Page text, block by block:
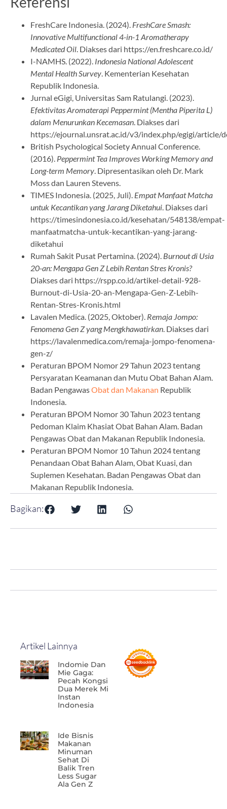
FreshCare Indonesia. (2024). FreshCare Smash:
Innovative Multifunctional 4-in-1 Aromatherapy
Medicated Oil . Diakses dari https://en.freshcare.co.id/
I-NAMHS. (2022). Indonesia National Adolescent
Mental Health Survey . Kementerian Kesehatan
Republik Indonesia.
Jurnal eGigi, Universitas Sam Ratulangi. (2023).
Efektivitas Aromaterapi Peppermint (Mentha Piperita L)
dalam Menurunkan Kecemasan . Diakses dari
https://ejournal.unsrat.ac.id/v3/index.php/egigi/
British Psychological Society Annual Conference.
(2016). Peppermint Tea Improves Working Memory and
Long-term Memory . Dipresentasikan oleh Dr. Mark
Moss dan Lauren Stevens.
TIMES Indonesia. (2025, Juli). Empat Manfaat Matcha
untuk Kecantikan yang Jarang Diketahui . Diakses dari
https://timesindonesia.co.id/kesehatan/548138/empat-
manfaatmatcha-untuk-kecantikan-yang-jarang-
diketahui
Rumah Sakit Pusat Pertamina. (2024). Burnout di Usia
20-an: Mengapa Gen Z Lebih Rentan Stres Kronis?
Diakses dari https://rspp.co.id/artikel-detail-928-
Burnout-di-Usia-20-an-Mengapa-Gen-Z-Lebih-
Rentan-Stres-Kronis.html
Lavalen Medica. (2025, Oktober). Remaja Jompo:
Fenomena Gen Z yang Mengkhawatirkan . Diakses dari
https://lavalenmedica.com/remaja-jompo-fenomena-
gen-z/
Peraturan BPOM Nomor 29 Tahun 2023 tentang
Persyaratan Keamanan dan Mutu Obat Bahan Alam.
Badan PengawasObat dan Makanan Republik
Indonesia.
Peraturan BPOM Nomor 30 Tahun 2023 tentang
Pedoman Klaim Khasiat Obat Bahan Alam. Badan
Pengawas Obat dan Makanan Republik Indonesia.
Peraturan BPOM Nomor 10 Tahun 2024 tentang
Penandaan Obat Bahan Alam, Obat Kuasi, dan
Suplemen Kesehatan. Badan Pengawas Obat dan
Makanan Republik Indonesia.
Bagikan:
Artikel Lainnya
Indomie Dan
Mie Gaga:
Pecah Kongsi
Dua Merek Mi
Instan
Indonesia
Ide Bisnis
Makanan
Minuman
Sehat Di
Balik Tren
Less Sugar
Ala Gen Z